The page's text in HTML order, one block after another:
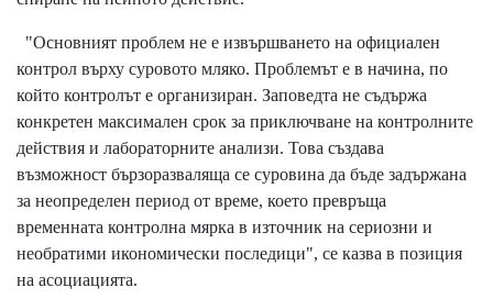
"Основният проблем не е извършването на официален
контрол върху суровото мляко. Проблемът е в начина, по
който контролът е организиран. Заповедта не съдържа
конкретен максимален срок за приключване на контролните
действия и лабораторните анализи. Това създава
възможност бързоразваляща се суровина да бъде задържана
за неопределен период от време, което превръща
временната контролна мярка в източник на сериозни и
необратими икономически последици", се казва в позиция
на асоциацията.